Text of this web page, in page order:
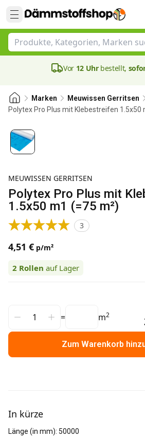
Vor 12 Uhrbestellt,
Marken
Meuwissen Gerritsen
Polytex Pro Plus mit Klebestreifen 1.5x50
MEUWISSEN GERRITSEN
Polytex Pro Plus mit
1.5x50 m1 (=75 m²)
3
4,51 € p/m²
2 Rollen auf Lager
= m2
Zum Warenkorb
In kürze
Länge (in mm): 50000